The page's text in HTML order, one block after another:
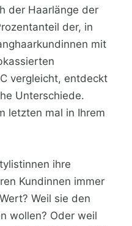
der Haarlänge der
der, in
mit
vergleicht, entdeckt
Unterschiede.
letzten mal in Ihrem
ihre
Kundinnen immer
Weil sie den
wollen? Oder weil